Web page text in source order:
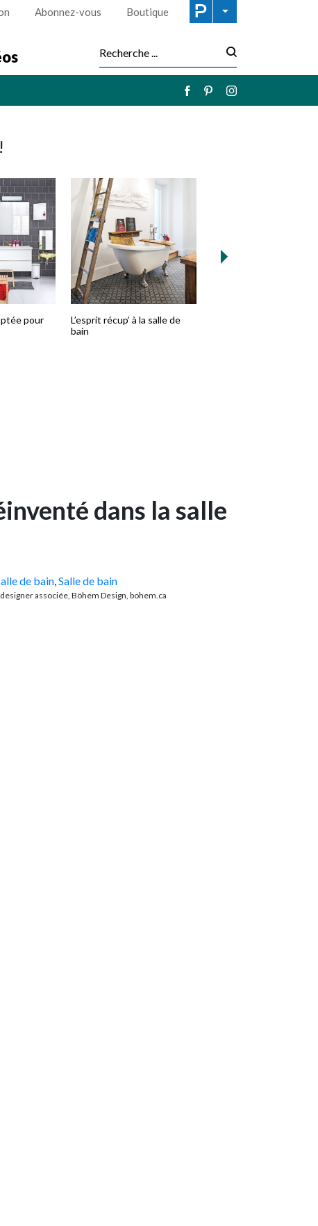
Abonnez-vous Boutique
pour
L’esprit récup’ à la salle de
bain
dans la salle
de bain,Salle de bain
associée, Böhem Design, bohem.ca